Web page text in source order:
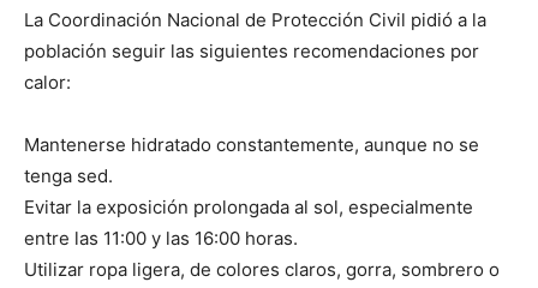
La Coordinación Nacional de Protección Civil pidió a la
población seguir las siguientes recomendaciones por
calor:
Mantenerse hidratado constantemente, aunque no se
tenga sed.
Evitar la exposición prolongada al sol, especialmente
entre las 11:00 y las 16:00 horas.
Utilizar ropa ligera, de colores claros, gorra, sombrero o